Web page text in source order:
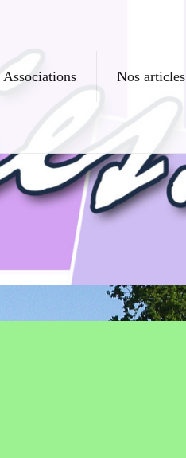
Associations Nos articles